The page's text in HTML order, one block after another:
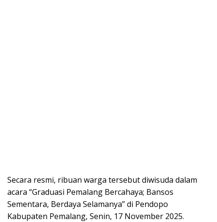
Secara resmi, ribuan warga tersebut diwisuda dalam
acara “Graduasi Pemalang Bercahaya; Bansos
Sementara, Berdaya Selamanya” di Pendopo
Kabupaten Pemalang, Senin, 17 November 2025.